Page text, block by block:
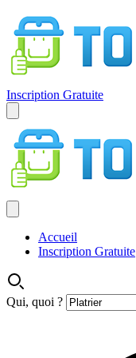
Inscription Gratuite
Accueil
Inscription Gratuite
Qui, quoi ?